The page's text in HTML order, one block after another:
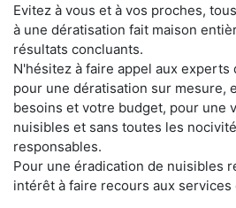
Evitez à vous et à vos proches,
à une dératisation fait maison
résultats concluants.
N'hésitez à faire appel aux
pour une dératisation sur mesure,
besoins et votre budget, pour une
nuisibles et sans toutes les
responsables.
Pour une éradication de nuisibles
intérêt à faire recours aux